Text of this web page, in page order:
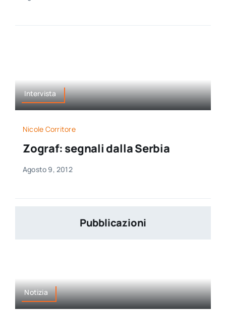
Intervista
Nicole Corritore
Zograf: segnali dalla Serbia
Agosto 9, 2012
Pubblicazioni
Notizia